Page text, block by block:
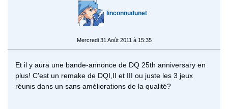
linconnudunet
Mercredi 31 Août 2011 à 15:35
Et il y aura une bande-annonce de DQ 25th anniversary en
plus! C'est un remake de DQI,II et III ou juste les 3 jeux
réunis dans un sans améliorations de la qualité?